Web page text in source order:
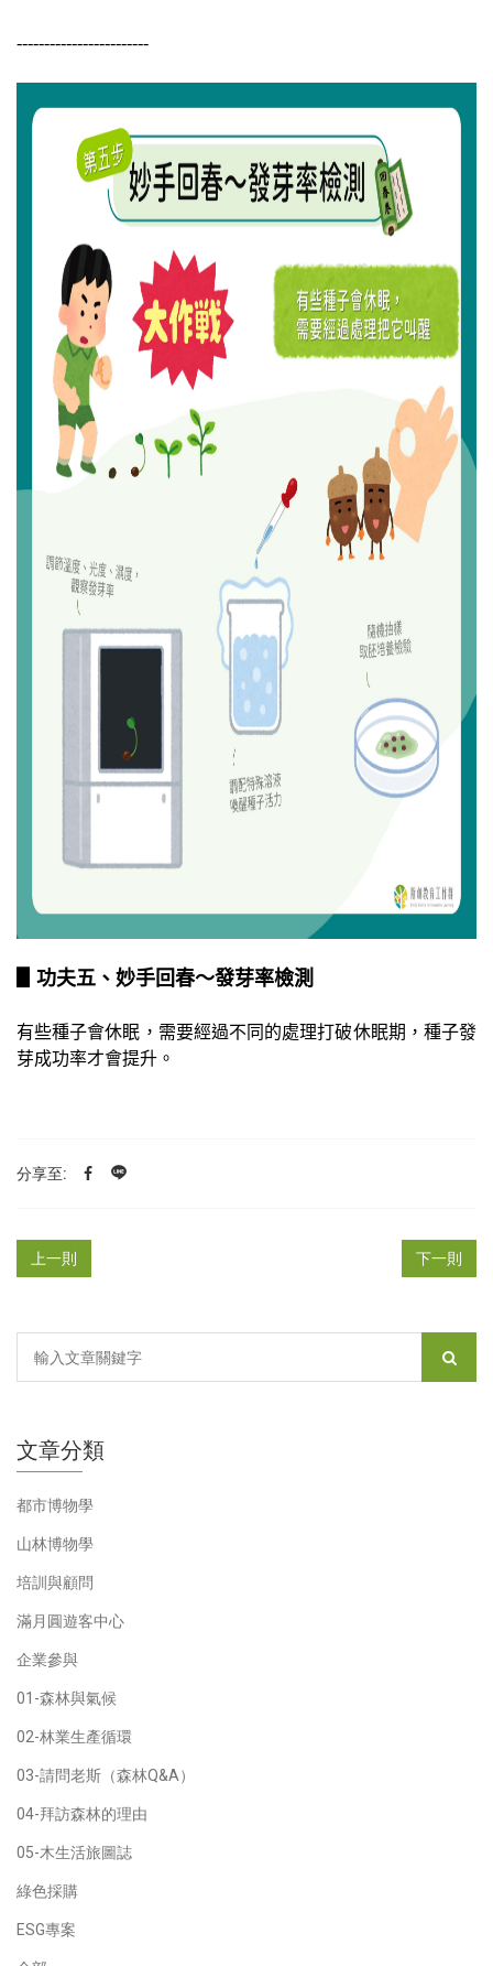
------------------------
▋功夫五、妙手回春～發芽率檢測
有些種子會休眠，需要經過不同的處理打破休眠期，種子發
芽成功率才會提升。
分享至:
上一則 下一則
文章分類
都市博物學
山林博物學
培訓與顧問
滿月圓遊客中心
企業參與
01-森林與氣候
02-林業生產循環
03-請問老斯（森林Q&A）
04-拜訪森林的理由
05-木生活旅圖誌
綠色採購
ESG專案